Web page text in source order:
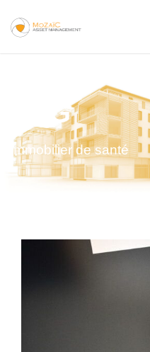
TAG
immobilier de santé